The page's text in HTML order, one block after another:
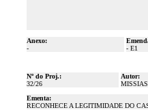
Anexo:
-
- E1
Nº do Proj.:
32/26
Autor:
Ementa:
RECONHECE A LEGITIMIDADE DO